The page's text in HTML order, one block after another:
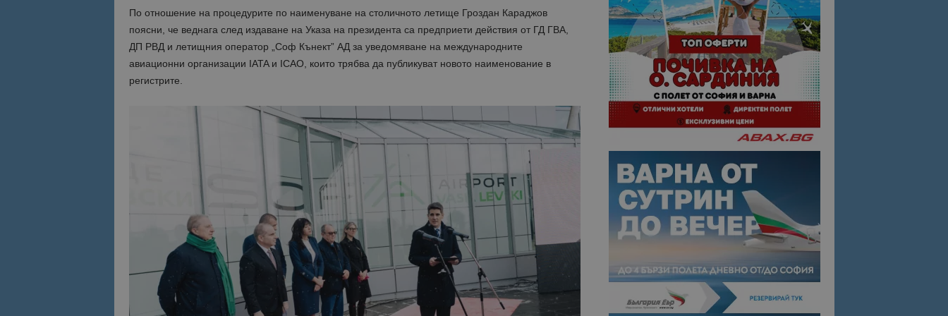
По отношение на процедурите по наименуване на столичното летище Гроздан Караджов
поясни, че веднага след издаване на Указа на президента са предприети действия от ГД ГВА,
ДП РВД и летищния оператор „Соф Кънект” АД за уведомяване на международните
авиационни организации IATA и ICAO, които трябва да публикуват новото наименование в
регистрите.